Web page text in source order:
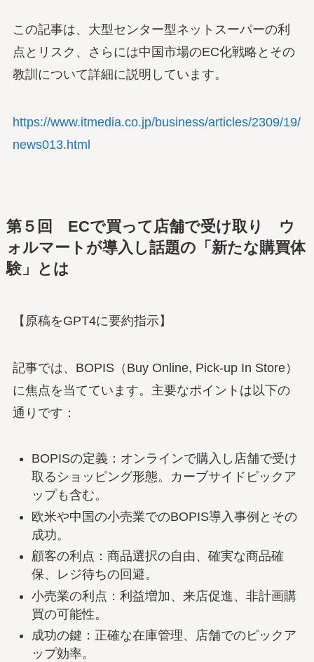
この記事は、大型センター型ネットスーパーの利
点とリスク、さらには中国市場のEC化戦略とその
教訓について詳細に説明しています。
https://www.itmedia.co.jp/business/articles/2309/19/
news013.html
第５回 ECで買って店舗で受け取り ウ
ォルマートが導入し話題の「新たな購買体
験」とは
【原稿をGPT4に要約指示】
記事では、BOPIS（Buy Online, Pick-up In Store）
に焦点を当てています。主要なポイントは以下の
通りです：
BOPISの定義：オンラインで購入し店舗で受け
取るショッピング形態。カーブサイドピックア
ップも含む。
欧米や中国の小売業でのBOPIS導入事例とその
成功。
顧客の利点：商品選択の自由、確実な商品確
保、レジ待ちの回避。
小売業の利点：利益増加、来店促進、非計画購
買の可能性。
成功の鍵：正確な在庫管理、店舗でのピックア
ップ効率。